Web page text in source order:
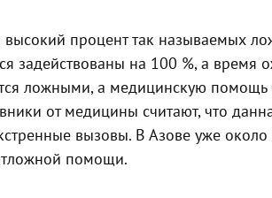
процент так называемых
задействованы на 100 %, а время
ложными, а медицинскую
от медицины считают, что
вызовы. В Азове уже
помощи.